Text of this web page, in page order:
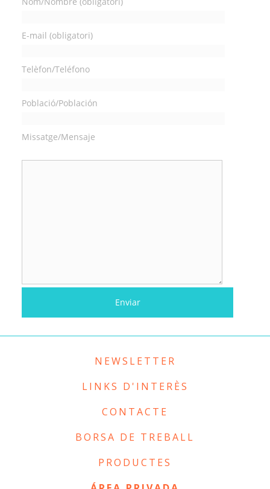
E-mail (obligatori)
Telèfon/Teléfono
Població/Población
Missatge/Mensaje
NEWSLETTER
LINKS D'INTERÈS
CONTACTE
BORSA DE TREBALL
PRODUCTES